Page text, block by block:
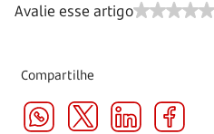
Avalie esse artigo
Compartilhe